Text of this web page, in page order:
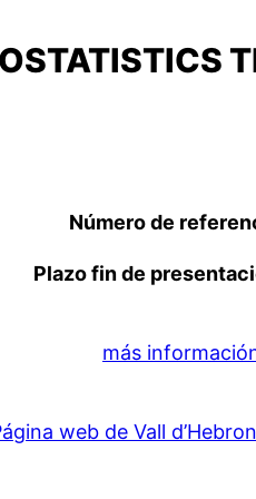
Número de
Plazo fin de
más
web de Vall